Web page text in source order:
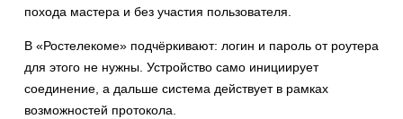
похода мастера и без участия пользователя.
В «Ростелекоме» подчёркивают: логин и пароль от роутера
для этого не нужны. Устройство само инициирует
соединение, а дальше система действует в рамках
возможностей протокола.